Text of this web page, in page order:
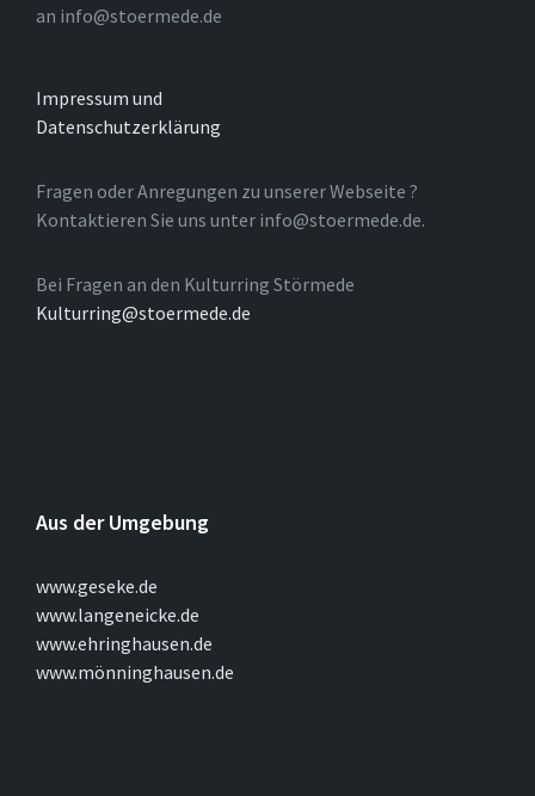
an info@stoermede.de
Impressum und
Datenschutzerklärung
Fragen oder Anregungen zu unserer Webseite ?
Kontaktieren Sie uns unter info@stoermede.de.
Bei Fragen an den Kulturring Störmede
Kulturring@stoermede.de
Aus der Umgebung
www.geseke.de
www.langeneicke.de
www.ehringhausen.de
www.mönninghausen.de